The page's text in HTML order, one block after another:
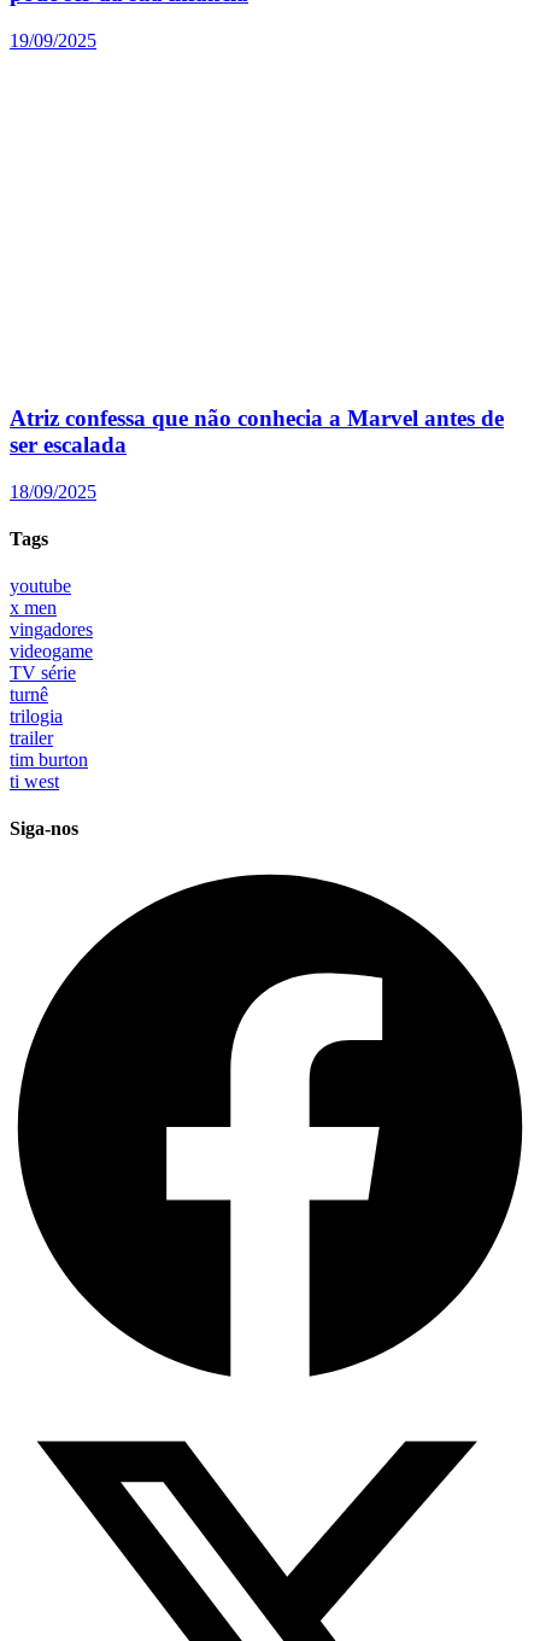
19/09/2025
Atriz confessa que não conhecia a Marvel antes de
ser escalada
18/09/2025
Tags
youtube
x men
vingadores
videogame
TV série
turnê
trilogia
trailer
tim burton
ti west
Siga-nos